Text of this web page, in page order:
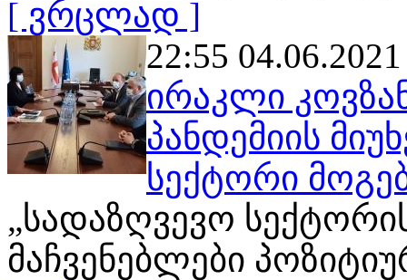
[ ვრცლად ]
22:55 04.06.2021
ირაკლი
პანდემიის
სექტორი
„სადაზღვევო
მაჩვენებლები